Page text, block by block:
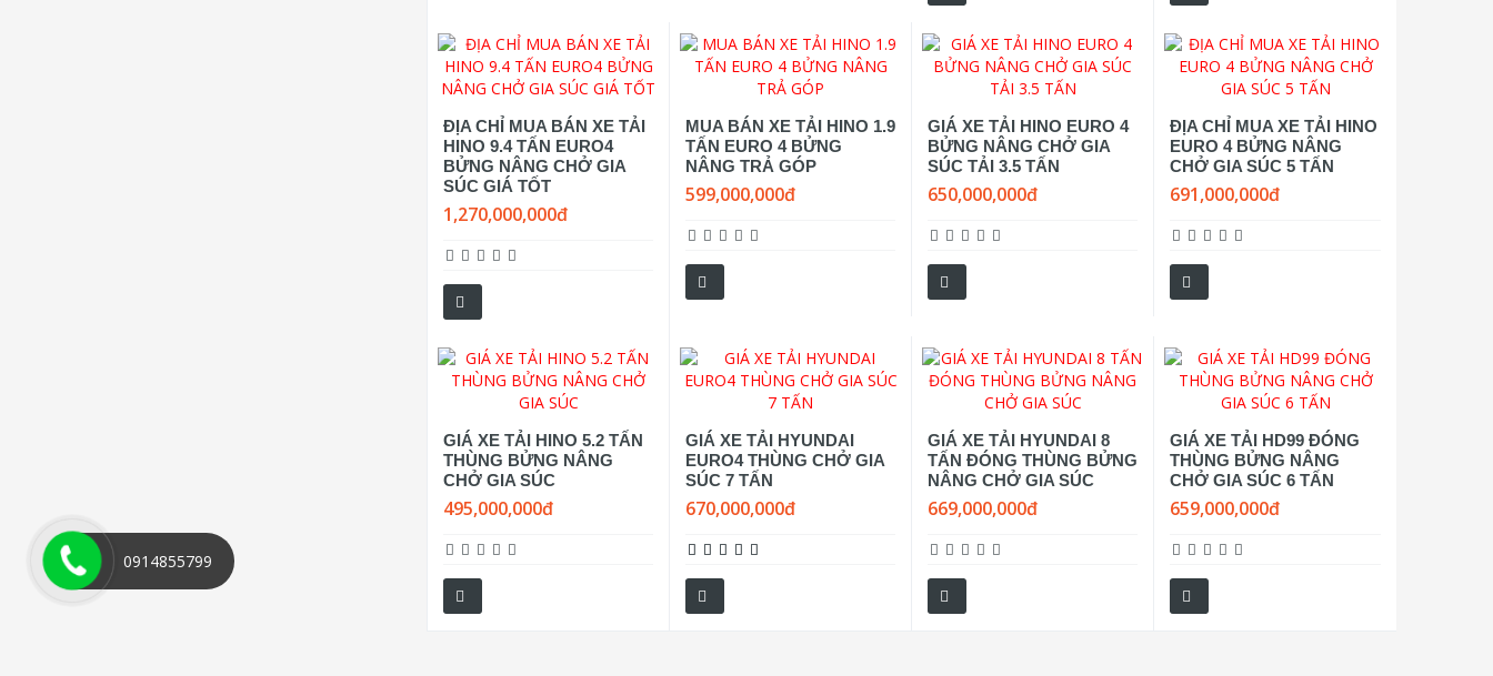
ĐỊA CHỈ MUA BÁN XE TẢI
HINO 9.4 TẤN EURO4
BỬNG NÂNG CHỞ GIA
SÚC GIÁ TỐT
1,270,000,000đ
MUA BÁN XE TẢI HINO 1.9
TẤN EURO 4 BỬNG
NÂNG TRẢ GÓP
599,000,000đ
GIÁ XE TẢI HINO EURO 4
BỬNG NÂNG CHỞ GIA
SÚC TẢI 3.5 TẤN
650,000,000đ
ĐỊA CHỈ MUA XE TẢI HINO
EURO 4 BỬNG NÂNG
CHỞ GIA SÚC 5 TẤN
691,000,000đ
GIÁ XE TẢI HINO 5.2 TẤN
THÙNG BỬNG NÂNG
CHỞ GIA SÚC
495,000,000đ
GIÁ XE TẢI HYUNDAI
EURO4 THÙNG CHỞ GIA
SÚC 7 TẤN
670,000,000đ
GIÁ XE TẢI HYUNDAI 8
TẤN ĐÓNG THÙNG BỬNG
NÂNG CHỞ GIA SÚC
669,000,000đ
GIÁ XE TẢI HD99 ĐÓNG
THÙNG BỬNG NÂNG
CHỞ GIA SÚC 6 TẤN
659,000,000đ
0914855799